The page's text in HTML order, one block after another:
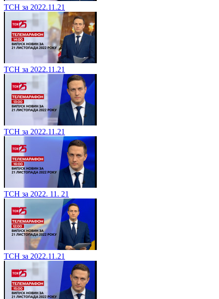
ТСН за 2022.11.21
ТСН за 2022.11.21
ТСН за 2022.11.21
ТСН за 2022. 11. 21
ТСН за 2022.11.21